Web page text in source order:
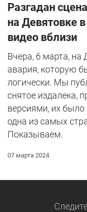
Разгадан
на Девятовке
видео вблизи
Вчера, 6 марта, на
авария, которую
логически. Мы
снятое издалека,
версиями, их было
одна из самых
Показываем.
07 марта 2024